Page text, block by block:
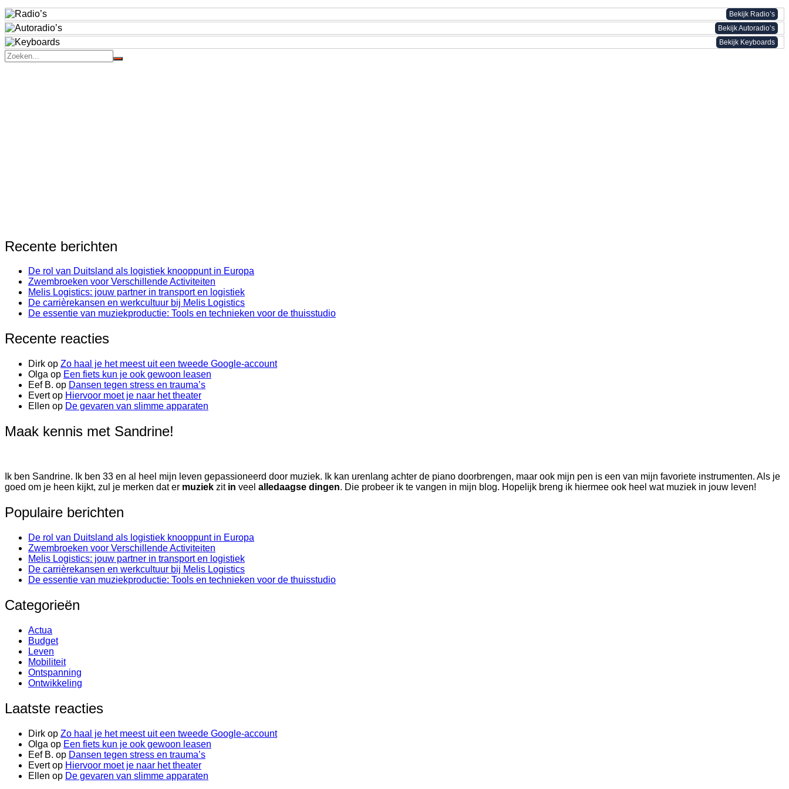
Bekijk Radio’s
Bekijk Autoradio’s
Bekijk Keyboards
Recente berichten
De rol van Duitsland als logistiek knooppunt in Europa
Zwembroeken voor Verschillende Activiteiten
Melis Logistics: jouw partner in transport en logistiek
De carrièrekansen en werkcultuur bij Melis Logistics
De essentie van muziekproductie: Tools en technieken voor de thuisstudio
Recente reacties
Dirk op Zo haal je het meest uit een tweede Google-account
Olga op Een fiets kun je ook gewoon leasen
Eef B. op Dansen tegen stress en trauma’s
Evertop Hiervoor moet je naar het theater
Ellen op De gevaren van slimme apparaten
Maak kennis met Sandrine!
Ik ben Sandrine. Ik ben 33 en al heel mijn leven gepassioneerd door muziek. Ik kan urenlang achter de piano doorbrengen, maar ook mijn pen is een van mijn favoriete instrumenten. Als je
goed om je heen kijkt, zul je merken dat er muziek zit in veel alledaagse dingen. Die probeer ik te vangen in mijn blog. Hopelijk breng ik hiermee ook heel wat muziek in jouw leven!
Populaire berichten
De rol van Duitsland als logistiek knooppunt in Europa
Zwembroeken voor Verschillende Activiteiten
Melis Logistics: jouw partner in transport en logistiek
De carrièrekansen en werkcultuur bij Melis Logistics
De essentie van muziekproductie: Tools en technieken voor de thuisstudio
Categorieën
Actua
Budget
Leven
Mobiliteit
Ontspanning
Ontwikkeling
Laatste reacties
Dirk op Zo haal je het meest uit een tweede Google-account
Olga op Een fiets kun je ook gewoon leasen
Eef B. op Dansen tegen stress en trauma’s
Evertop Hiervoor moet je naar het theater
Ellen op De gevaren van slimme apparaten